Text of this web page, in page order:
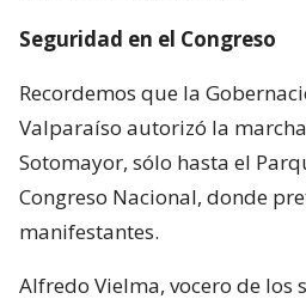
Seguridad en el Congreso
Recordemos que la
Valparaíso autorizó la
Sotomayor, sólo hasta el
Congreso Nacional, donde
manifestantes.
Alfredo Vielma, vocero de los